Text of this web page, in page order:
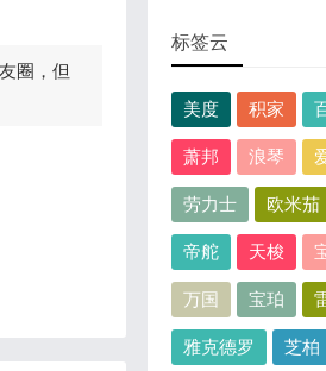
圈，但
标签云
美度 积家
萧邦 浪琴
劳力士 欧米茄
帝舵 天梭
万国 宝珀
雅克德罗 芝柏